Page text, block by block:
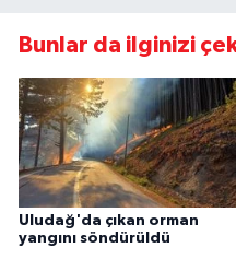
Bunlar da ilginizi
Uludağ'da çıkan orman
yangını söndürüldü